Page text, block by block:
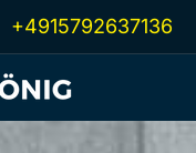
+4915792637136